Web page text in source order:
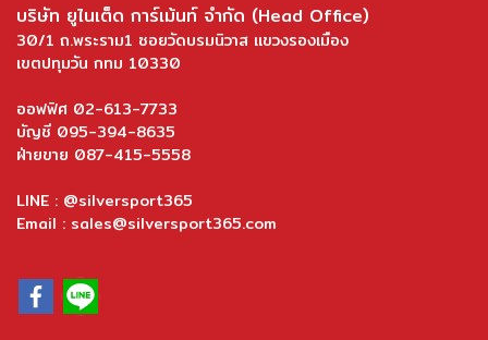
บริษัท ยูไนเต็ด การ์เม้นท์ จำกัด (Head Office)
30/1 ถ.พระราม1 ซอยวัดบรมนิวาส แขวงรองเมือง
เขตปทุมวัน กทม 10330
ออฟฟิศ 02-613-7733
บัญชี 095-394-8635
ฝ่ายขาย 087-415-5558
LINE : @silversport365
Email : sales@silversport365.com